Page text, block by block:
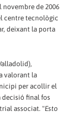
novembre de 2006
centre tecnològic
deixant la porta
valorant la
per acollir el
decisió final fos
associat. "Esto